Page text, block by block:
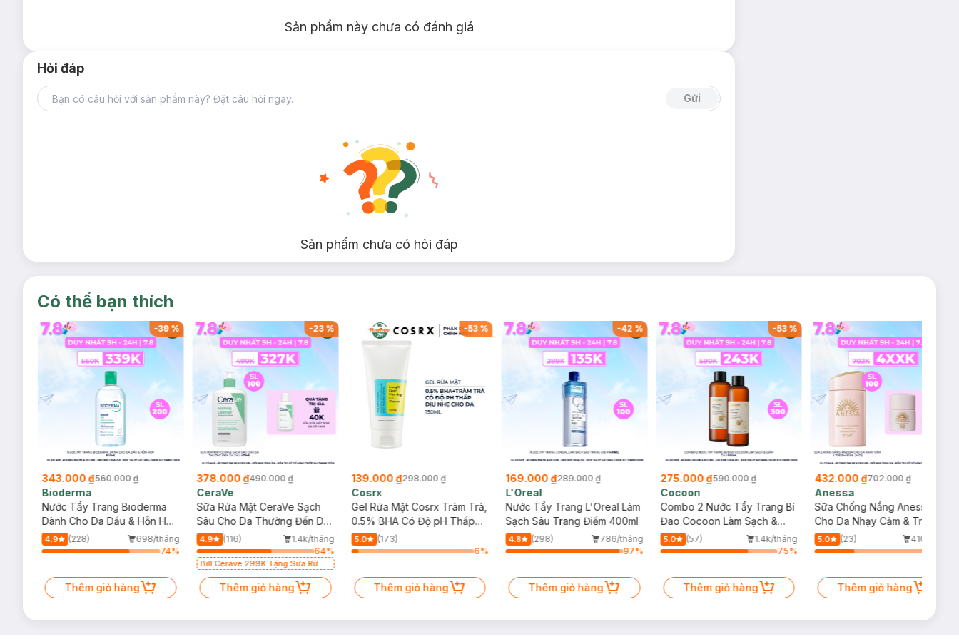
An toàn và đáng tin cậy
Củ sạc tích hợp các tính năng bảo vệ chống quá dòng, quá áp, quá nhiệt và ngắn mạch, giúp bạn yên tâm khi sạc thiết bị.
Củ sạc này tương thích với hầu hết các thiết bị sử dụng cổng USB-C, bao gồm điện thoại thông minh, máy tính bảng, tai nghe không dây, đồng
Sản phẩm này chưa có đánh giá
Hỏi đáp
Gửi
Sản phẩm chưa có hỏi đáp
Có thể bạn thích
-39%
343.000 ₫560.000 ₫
Bioderma
Nước Tẩy Trang Bioderma
Dành Cho Da Dầu & Hỗn Hợp
500ml
4.9 (228)
698/tháng
74%
Thêm giỏ hàng
-23%
378.000 ₫490.000 ₫
CeraVe
Sữa Rửa Mặt CeraVe Sạch
Sâu Cho Da Thường Đến Da
Dầu 473ml
4.9 (116)
1.4k/tháng
64%
Bill Cerave 299K Tặng Sữa Rửa
Thêm giỏ hàng
-53%
139.000 ₫298.000 ₫
Cosrx
Gel Rửa Mặt Cosrx Tràm Trà,
0.5% BHA Có Độ pH Thấp
150ml
5.0
(173)
6%
Thêm giỏ hàng
-42 %
169.000 ₫289.000 ₫
L'Oreal
Nước Tẩy Trang L'Oreal Làm
Sạch Sâu Trang Điểm 400ml
4.8 (298)
786/tháng
97%
Thêm giỏ hàng
-53%
275.000 ₫590.000 ₫
Cocoon
Combo 2 Nước Tẩy Trang Bí
Đao Cocoon Làm Sạch &
Giảm Dầu 500ml
5.0 (57)
1.4k/tháng
75%
Thêm giỏ hàng
432.000 ₫702.000 ₫
Anessa
Sữa Chống Nắng Anessa
Cho Da Nhạy Cảm & Trẻ Em
60ml (Mới)
5.0 (23)
410/tháng
Thêm giỏ hàng